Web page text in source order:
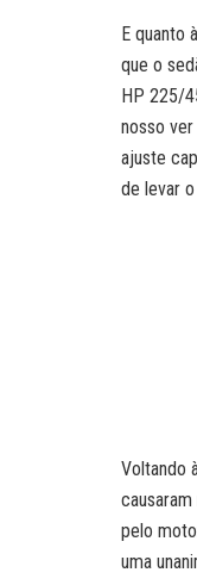
E quanto
que o
HP 225/
nosso
ajuste
de levar
Voltando
pelo
uma